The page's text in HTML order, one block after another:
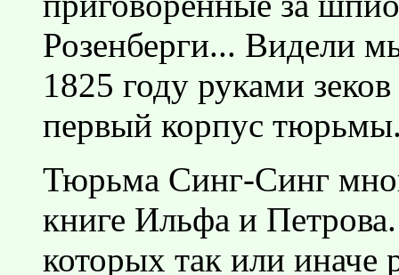
Розенберги... Видели
1825 году руками
первый корпус
Тюрьма Синг-Синг
книге Ильфа и
которых так или иначе